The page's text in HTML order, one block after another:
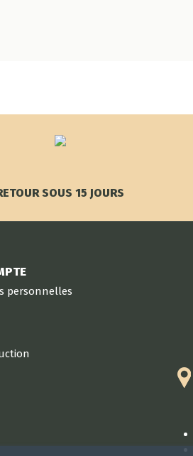
SOUS 15 JOURS
personnelles